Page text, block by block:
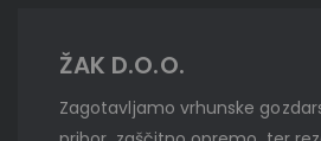
ŽAK D.O.O.
Zagotavljamo vrhunske